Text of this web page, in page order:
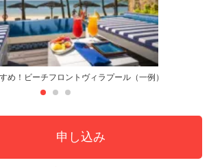
め！ビーチフロントヴィラプール（一例）
申し込み